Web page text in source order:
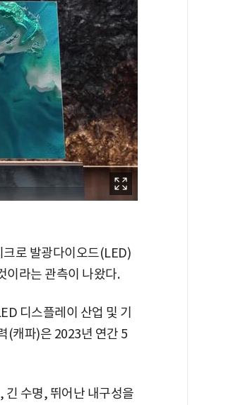
로 발광다이오드(LED)
이라는 관측이 나왔다.
디스플레이 산업 및 기
(캐파)은 2023년 연간 5
수명, 뛰어난 내구성을